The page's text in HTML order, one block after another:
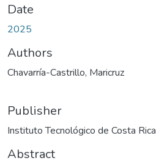
Date
2025
Authors
Chavarría-Castrillo, Maricruz
Publisher
Instituto Tecnológico de Costa Rica
Abstract